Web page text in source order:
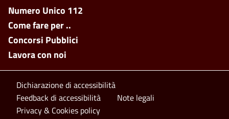
Footer side menu
Numero Unico 112
Come fare per ..
Concorsi Pubblici
Lavora con noi
Footer bottom
Dichiarazione di accessibilità
Feedback di accessibilità
Note legali
Privacy & Cookies policy